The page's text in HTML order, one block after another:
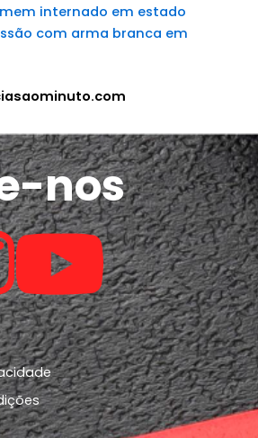
internado em estado
com arma branca em
nos